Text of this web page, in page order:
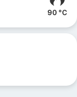
90 °C